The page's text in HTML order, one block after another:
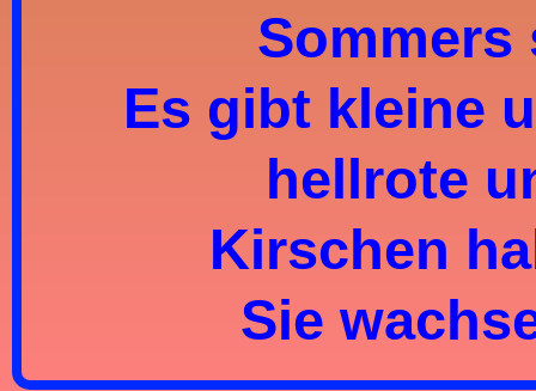
Sommers
Es gibt kleine
hellrote
Kirschen
Sie